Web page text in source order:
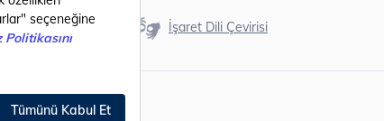
Tarife
Samsung Buds2 Pro
Samsung Galaxy Watch 6
Akıllı Ekran Koruma
Erişilebilirlik İşaret Dili Çevirisi